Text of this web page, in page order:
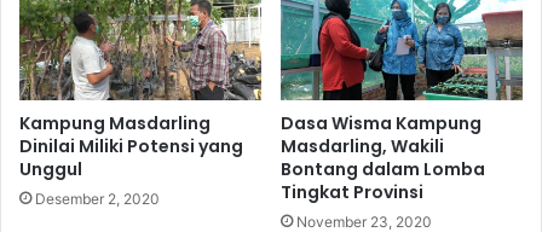
Kampung Masdarling
Dinilai Miliki Potensi yang
Unggul
Desember 2, 2020
Dasa Wisma Kampung
Masdarling, Wakili
Bontang dalam Lomba
Tingkat Provinsi
November 23, 2020